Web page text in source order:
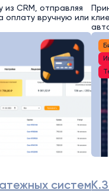
из CRM, отправляя
оплату вручную или
систем